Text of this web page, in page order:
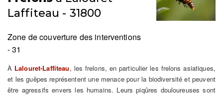
Laffiteau - 31800
Zone de couverture des interventions
- 31
À Lalouret-Laffiteau, les frelons, en particulier les frelons asiatiques,
et les guêpes représentent une menace pour la biodiversité et peuvent
être agressifs envers les humains. Leurs piqûres douloureuses sont